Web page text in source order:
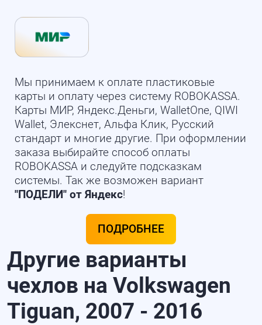
Мы принимаем к оплате пластиковые
карты и оплату через систему ROBOKASSA.
Карты МИР, Яндекс.Деньги, WalletOne, QIWI
Wallet, Элекснет, Альфа Клик, Русский
стандарт и многие другие. При оформлении
заказа выбирайте способ оплаты
ROBOKASSA и следуйте подсказкам
системы. Так же возможен вариант
"ПОДЕЛИ" от Яндекс!
ПОДРОБНЕЕ
Другие варианты
чехлов на Volkswagen
Tiguan, 2007 - 2016